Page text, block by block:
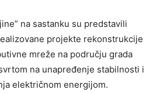
na sastanku su predstavili
projekte rekonstrukcije
mreže na području grada
na unapređenje stabilnosti i
električnom energijom.